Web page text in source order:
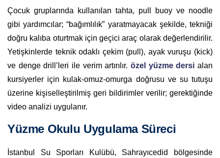
Çocuk gruplarında kullanılan tahta, pull buoy ve noodle
gibi yardımcılar; “bağımlılık” yaratmayacak şekilde, tekniği
doğru kalıba oturtmak için geçici araç olarak değerlendirilir.
Yetişkinlerde teknik odaklı çekim (pull), ayak vuruşu (kick)
ve denge drill’leri ile verim artırılır. özel yüzme dersi alan
kursiyerler için kulak-omuz-omurga doğrusu ve su tutuşu
üzerine kişiselleştirilmiş geri bildirimler verilir; gerektiğinde
video analizi uygulanır.
Yüzme Okulu Uygulama Süreci
İstanbul Su Sporları Kulübü, Sahrayıcedid bölgesinde